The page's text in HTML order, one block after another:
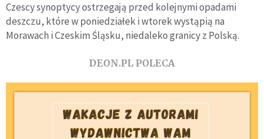
Czescy synoptycy ostrzegają przed kolejnymi opadami
deszczu, które w poniedziałek i wtorek wystąpią na
Morawach i Czeskim Śląsku, niedaleko granicy z Polską.
DEON.PL POLECA